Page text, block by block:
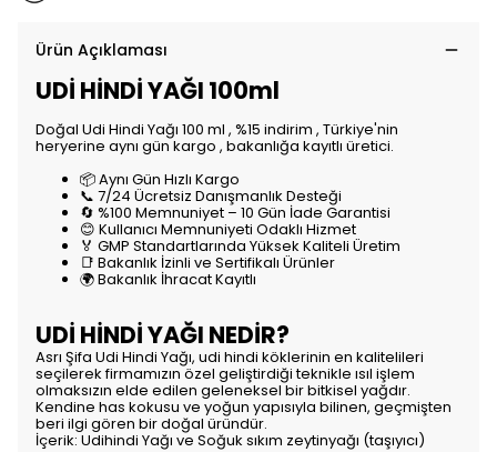
Ürün Açıklaması
UDİ HİNDİ YAĞI 100ml
Doğal Udi Hindi Yağı 100 ml , %15 indirim , Türkiye'nin
heryerine aynı gün kargo , bakanlığa kayıtlı üretici.
📦 Aynı Gün Hızlı Kargo
📞 7/24 Ücretsiz Danışmanlık Desteği
🔄 %100 Memnuniyet – 10 Gün İade Garantisi
😊 Kullanıcı Memnuniyeti Odaklı Hizmet
🏅 GMP Standartlarında Yüksek Kaliteli Üretim
📑 Bakanlık İzinli ve Sertifikalı Ürünler
🌍 Bakanlık İhracat Kayıtlı
UDİ HİNDİ YAĞI NEDİR?
Asrı Şifa Udi Hindi Yağı, udi hindi köklerinin en kalitelileri
seçilerek firmamızın özel geliştirdiği teknikle ısıl işlem
olmaksızın elde edilen geleneksel bir bitkisel yağdır.
Kendine has kokusu ve yoğun yapısıyla bilinen, geçmişten
beri ilgi gören bir doğal üründür.
İçerik: Udihindi Yağı ve Soğuk sıkım zeytinyağı (taşıyıcı)